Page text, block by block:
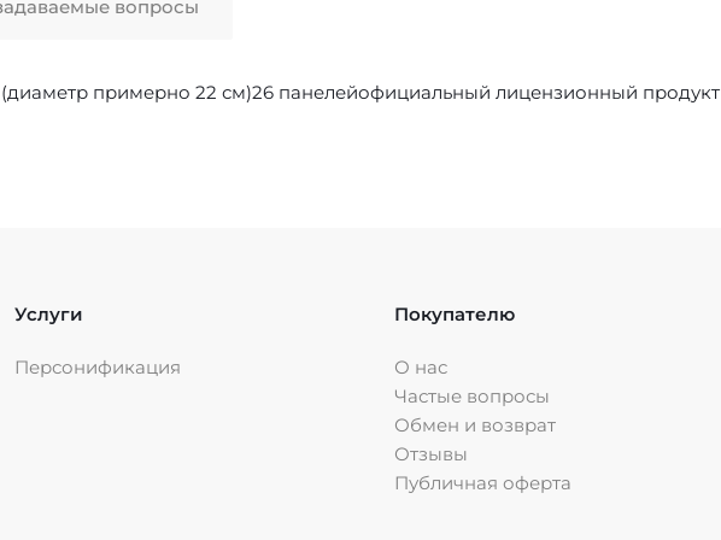
примерно 22 см)26 панелейофициальный лицензионный продукт
вопросы
Услуги
Персонификация
Покупателю
О нас
Частые вопросы
Обмен и возврат
Отзывы
Публичная оферта